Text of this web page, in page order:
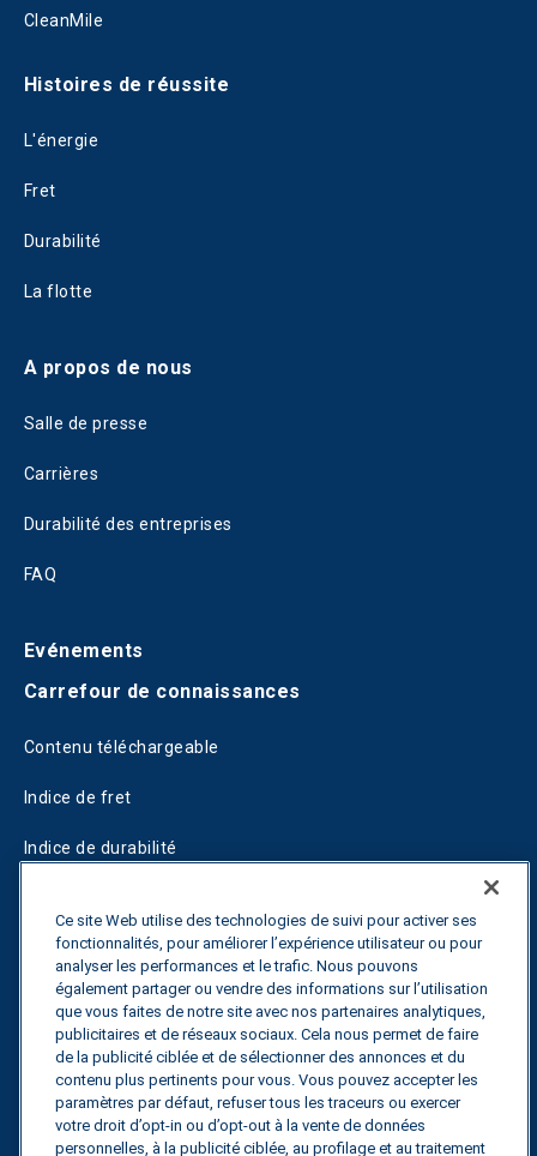
CleanMile
Histoires de réussite
L'énergie
Fret
Durabilité
La flotte
A propos de nous
Salle de presse
Carrières
Durabilité des entreprises
FAQ
Evénements
Carrefour de connaissances
Contenu téléchargeable
Indice de fret
Indice de durabilité
Guides
Fuel Savings Calculator
Calculateur d'optimisation des transports
Suivi des tarifs
Ce site Web utilise des technologies de suivi pour activer ses
fonctionnalités, pour améliorer l’expérience utilisateur ou pour
analyser les performances et le trafic. Nous pouvons
également partager ou vendre des informations sur l’utilisation
que vous faites de notre site avec nos partenaires analytiques,
publicitaires et de réseaux sociaux. Cela nous permet de faire
de la publicité ciblée et de sélectionner des annonces et du
contenu plus pertinents pour vous. Vous pouvez accepter les
paramètres par défaut, refuser tous les traceurs ou exercer
votre droit d’opt-in ou d’opt-out à la vente de données
personnelles, à la publicité ciblée, au profilage et au traitement